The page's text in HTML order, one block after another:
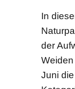
In
der
Juni